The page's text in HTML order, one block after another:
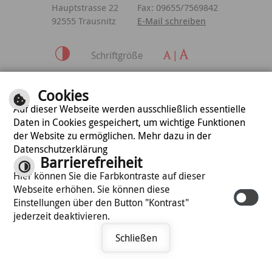
Hauptstrasse 22
Fax: 09655/7569842
92555 Trausnitz
E-Mail schreiben
Schriftgröße
Datenschutzerklärung
optimiert für
mobile Endgeräte
©cm city media GmbH
Termin vereinbaren
Cookies
Auf dieser Webseite werden ausschließlich essentielle
Daten in Cookies gespeichert, um wichtige Funktionen
der Website zu ermöglichen. Mehr dazu in der
Datenschutzerklärung
Barrierefreiheit
Hier können Sie die Farbkontraste auf dieser
Webseite erhöhen. Sie können diese
Einstellungen über den Button "Kontrast"
jederzeit deaktivieren.
Schließen